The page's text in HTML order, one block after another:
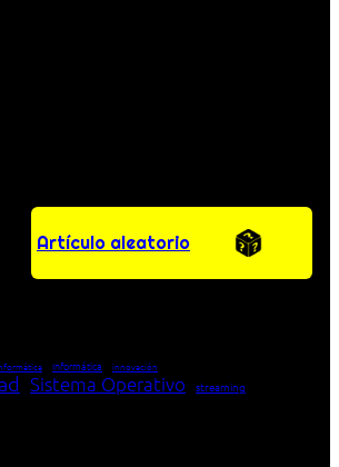
Artículo aleatorio
Informática innovación
Sistema Operativo streaming